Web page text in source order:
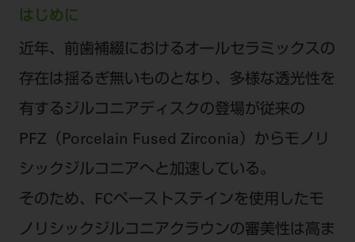
はじめに
近年、前歯補綴におけるオールセラミックスの
存在は揺るぎ無いものとなり、多様な透光性を
有するジルコニアディスクの登場が従来の
PFZ（Porcelain Fused Zirconia）からモノリ
シックジルコニアへと加速している。
そのため、FCペーストステインを使用したモ
ノリシックジルコニアクラウンの審美性は高ま
モリタカレンダー
大阪
京都
Digital Seminar
見学予約
メールでのお問い合わせはこちら
電 話 / 0800-222-8020（無料）
FAX /0800-222-6480（無料）